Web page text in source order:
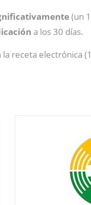
(un
a los 30 días.
la receta electrónica